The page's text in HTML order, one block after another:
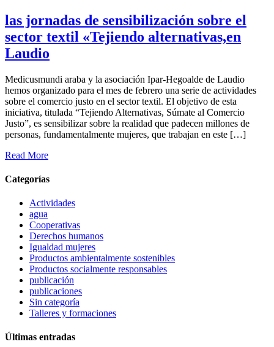
las jornadas de sensibilización sobre el
sector textil «Tejiendo alternativas,en
Laudio
Medicusmundi araba y la asociación Ipar-Hegoalde de Laudio
hemos organizado para el mes de febrero una serie de actividades
sobre el comercio justo en el sector textil. El objetivo de esta
iniciativa, titulada “Tejiendo Alternativas, Súmate al Comercio
Justo”, es sensibilizar sobre la realidad que padecen millones de
personas, fundamentalmente mujeres, que trabajan en este […]
Read More
Categorías
Actividades
agua
Cooperativas
Derechos humanos
Igualdad mujeres
Productos ambientalmente sostenibles
Productos socialmente responsables
publicación
publicaciones
Sin categoría
Talleres y formaciones
Últimas entradas